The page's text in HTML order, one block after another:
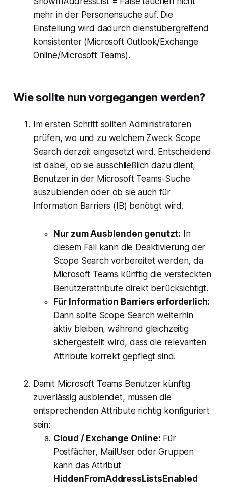
mehr in der Personensuche auf. Die
Einstellung wird dadurch dienstübergreifend
konsistenter (Microsoft Outlook/Exchange
Online/Microsoft Teams).
Wie sollte nun vorgegangen werden?
Im ersten Schritt sollten Administratoren
prüfen, wo und zu welchem Zweck Scope
Search derzeit eingesetzt wird. Entscheidend
ist dabei, ob sie ausschließlich dazu dient,
Benutzer in der Microsoft Teams-Suche
auszublenden oder ob sie auch für
Information Barriers (IB) benötigt wird.
Nur zum Ausblenden genutzt: In
diesem Fall kann die Deaktivierung der
Scope Search vorbereitet werden, da
Microsoft Teams künftig die versteckten
Benutzerattribute direkt berücksichtigt.
Für Information Barriers erforderlich:
Dann sollte Scope Search weiterhin
aktiv bleiben, während gleichzeitig
sichergestellt wird, dass die relevanten
Attribute korrekt gepflegt sind.
Damit Microsoft Teams Benutzer künftig
zuverlässig ausblendet, müssen die
entsprechenden Attribute richtig konfiguriert
sein:
Cloud / Exchange Online: Für
Postfächer, MailUser oder Gruppen
kann das Attribut
HiddenFromAddressListsEnabled